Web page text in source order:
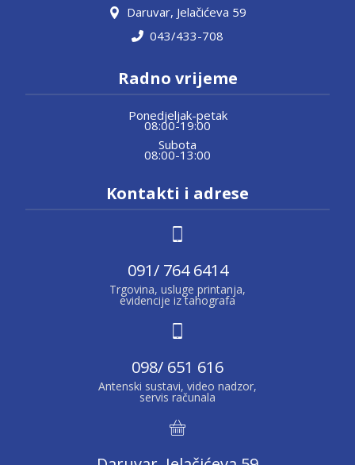
Daruvar, Jelačićeva 59
043/433-708
Radno vrijeme
Ponedjeljak-petak
08:00-19:00
Subota
08:00-13:00
Kontakti i adrese
091/ 764 6414
Trgovina, usluge printanja,
evidencije iz tahografa
098/ 651 616
Antenski sustavi, video nadzor,
servis računala